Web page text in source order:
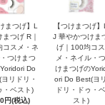
まつげ】L
まつげ R｜
コスメ・ネ
つけまつ
Do
リドリ・
・ベスト)
円(税込)
【つけまつげ】L
J 華やかつけま
げ｜100均コス
メ・ネイル・つ
けまつげの
ori Do Best(ヨリ
ドリ・ドゥ・ベ
スト)